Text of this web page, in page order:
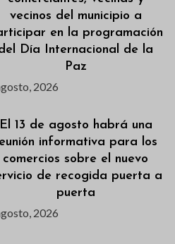
vecinos del municipio a
en la programación
Día Internacional de la
Paz
2026
El 13 de agosto habrá una
informativa para los
comercios sobre el nuevo
de recogida puerta a
puerta
2026